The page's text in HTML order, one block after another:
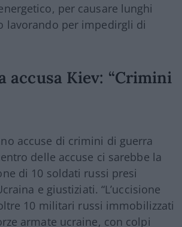
per causare lunghi
lavorando per impedirgli di
accusa Kiev: “Crimini
accuse di crimini di guerra
delle accuse ci sarebbe la
di 10 soldati russi presi
e giustiziati. “L’uccisione
10 militari russi immobilizzati
armate ucraine, con colpi